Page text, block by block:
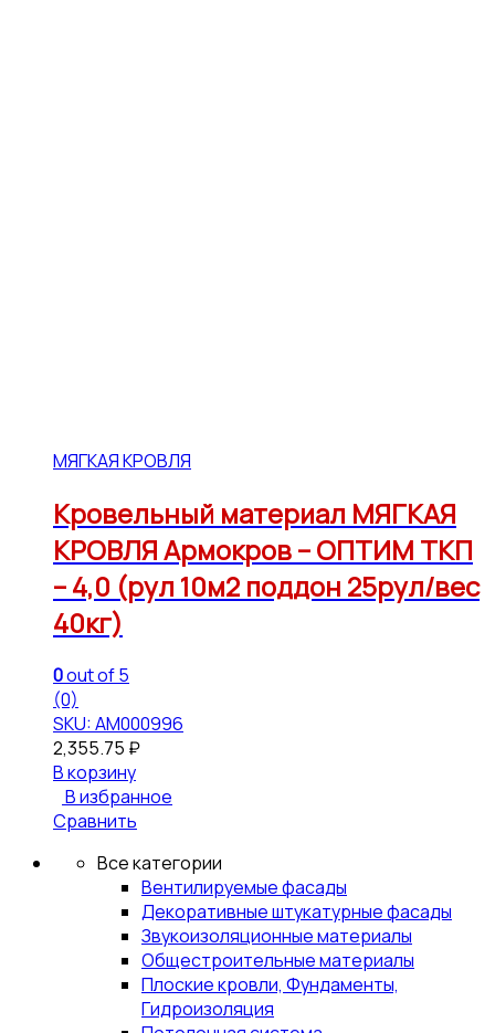
МЯГКАЯ КРОВЛЯ
Кровельный материал МЯГКАЯ
КРОВЛЯ Армокров – ОПТИМ ТКП
– 4,0 (рул 10м2 поддон 25рул/вес
40кг)
0out of 5
(0)
SKU: АМ000996
2,355.75 ₽
В корзину
В избранное
Сравнить
Все категории
Вентилируемые фасады
Декоративные штукатурные фасады
Звукоизоляционные материалы
Общестроительные материалы
Плоские кровли, Фундаменты,
Гидроизоляция